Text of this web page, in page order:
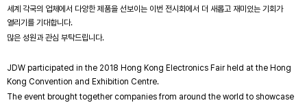
세계 각국의 업체에서 다양한 제품을 선보이는 이번 전시회에서 더 새롭고 재미있는 기회가
열리기를 기대합니다.
많은 성원과 관심 부탁드립니다.
JDW participated in the 2018 Hong Kong Electronics Fair held at the Hong
Kong Convention and Exhibition Centre.
The event brought together companies from around the world to showcase